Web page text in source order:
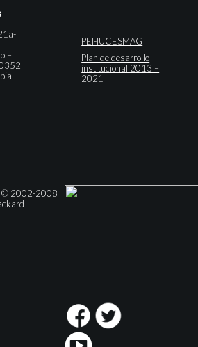
–
PEI-IUCESMAG
Plan de desarrollo
institucional 2013 –
2021
© 2002-2008